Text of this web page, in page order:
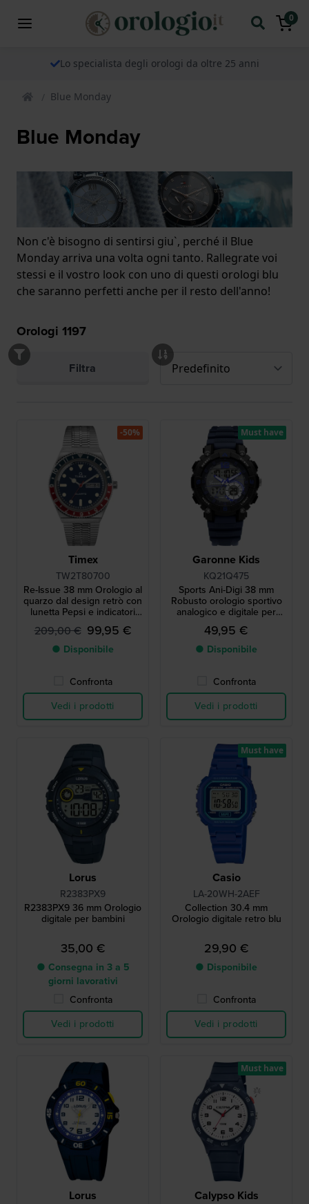
0
Lo specialista degli orologi da oltre 25 anni
Blue Monday
Blue Monday
Non c'è bisogno di sentirsi giu`, perché il Blue
Monday arriva una volta ogni tanto. Rallegrate voi
stessi e il vostro look con uno di questi orologi blu
che saranno perfetti anche per il resto dell'anno!
Orologi 1197
Filtra
Timex
TW2T80700
Re-Issue 38 mm Orologio al
quarzo dal design retrò con
lunetta Pepsi e indicatori
giorno-data
209,00 € 99,95 €
● Disponibile
Confronta
Vedi i prodotti
-50%
Garonne Kids
KQ21Q475
Sports Ani-Digi 38 mm
Robusto orologio sportivo
analogico e digitale per
ragazzi
49,95 €
● Disponibile
Confronta
Vedi i prodotti
Must have
Lorus
R2383PX9
R2383PX9 36 mm Orologio
digitale per bambini
35,00 €
● Consegna in 3 a 5
giorni lavorativi
Confronta
Vedi i prodotti
Casio
LA-20WH-2AEF
Collection 30.4 mm
Orologio digitale retro blu
29,90 €
● Disponibile
Confronta
Vedi i prodotti
Must have
Lorus Calypso Kids
Must have